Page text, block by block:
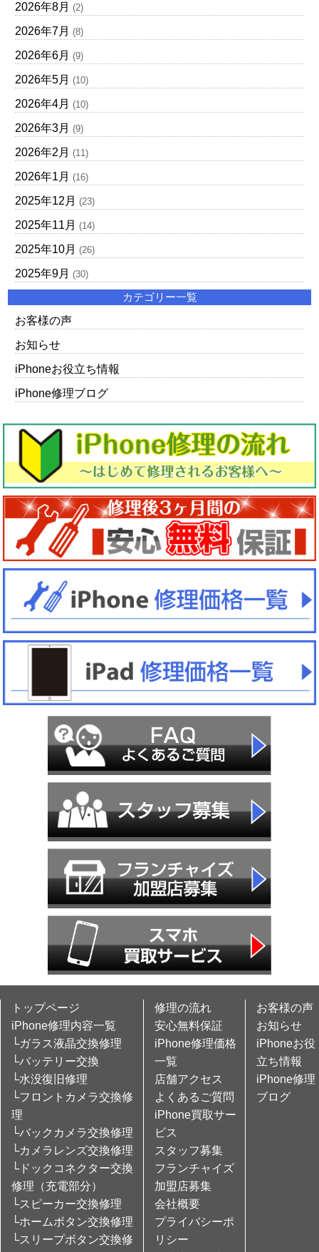
2026年8月 (2)
2026年7月 (8)
2026年6月 (9)
2026年5月 (10)
2026年4月 (10)
2026年3月 (9)
2026年2月 (11)
2026年1月 (16)
2025年12月 (23)
2025年11月 (14)
2025年10月 (26)
2025年9月 (30)
カテゴリー一覧
お客様の声
お知らせ
iPhoneお役立ち情報
iPhone修理ブログ
トップページ
iPhone修理内容一覧
└ガラス液晶交換修理
└バッテリー交換
└水没復旧修理
└フロントカメラ交換修
理
└バックカメラ交換修理
└カメラレンズ交換修理
└ドックコネクター交換
修理（充電部分）
└スピーカー交換修理
└ホームボタン交換修理
└スリープボタン交換修
修理の流れ
安心無料保証
iPhone修理価格
一覧
店舗アクセス
よくあるご質問
iPhone買取サー
ビス
スタッフ募集
フランチャイズ
加盟店募集
会社概要
プライバシーポ
リシー
お客様の声
お知らせ
iPhoneお役
立ち情報
iPhone修理
ブログ